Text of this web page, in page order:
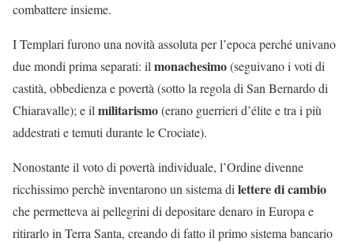
combattere insieme.
I Templari furono una novità assoluta per l’epoca perché univano
due mondi prima separati: il monachesimo(seguivano i voti di
castità, obbedienza e povertà (sotto la regola di San Bernardo di
Chiaravalle); e il militarismo(erano guerrieri d’élite e tra i più
addestrati e temuti durante le Crociate).
Nonostante il voto di povertà individuale, l’Ordine divenne
ricchissimo perchè inventarono un sistema di letteredicambio
che permetteva ai pellegrini di depositare denaro in Europa e
ritirarlo in Terra Santa, creando di fatto il primo sistema bancario